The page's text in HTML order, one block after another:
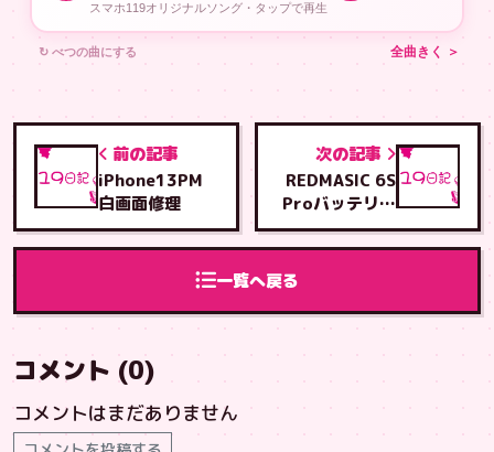
スマホ119オリジナルソング・タップで再生
↻ べつの曲にする 全曲きく ＞
前の記事
iPhone13PM
白画面修理
一覧へ戻る
次の記事
REDMASIC 6S
Proバッテリー
膨張
コメント (0)
コメントはまだありません